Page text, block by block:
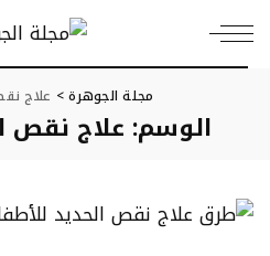
مجلة الجوهرة> علاج
الوسم: علاج نقص